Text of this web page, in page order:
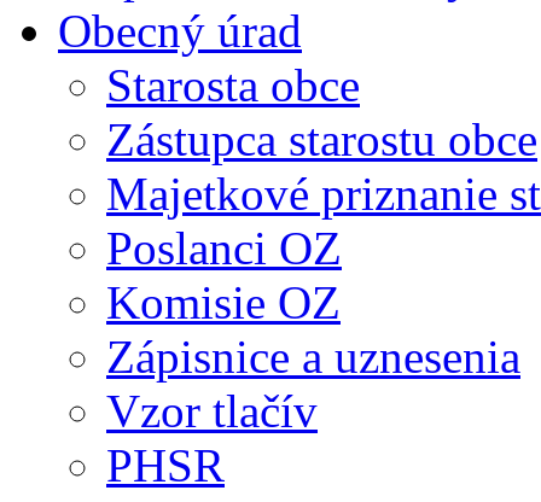
Obecný úrad
Starosta obce
Zástupca starostu obce
Majetkové priznanie
Poslanci OZ
Komisie OZ
Zápisnice a uznesenia
Vzor tlačív
PHSR